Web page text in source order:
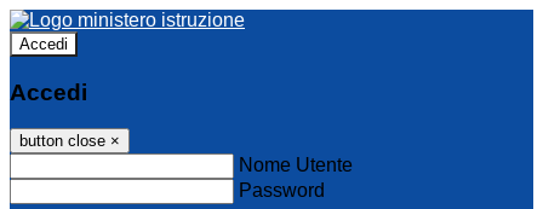
Accedi
Accedi
button close ×
Nome Utente
Password